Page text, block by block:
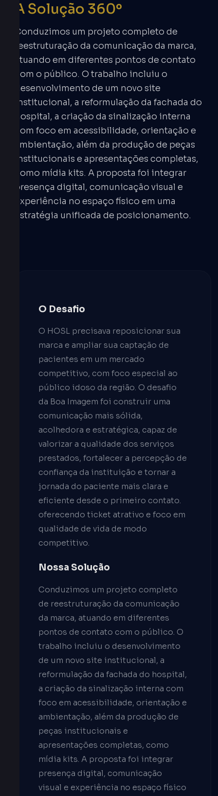
A Solução 360º
Conduzimos um projeto completo de
reestruturação da comunicação da marca,
atuando em diferentes pontos de contato
com o público. O trabalho incluiu o
desenvolvimento de um novo site
institucional, a reformulação da fachada do
hospital, a criação da sinalização interna
com foco em acessibilidade, orientação e
ambientação, além da produção de peças
institucionais e apresentações completas,
como mídia kits. A proposta foi integrar
presença digital, comunicação visual e
experiência no espaço físico em uma
estratégia unificada de posicionamento.
O Desafio
O HOSL precisava reposicionar sua
marca e ampliar sua captação de
pacientes em um mercado
competitivo, com foco especial ao
público idoso da região. O desafio
da Boa Imagem foi construir uma
comunicação mais sólida,
acolhedora e estratégica, capaz de
valorizar a qualidade dos serviços
prestados, fortalecer a percepção de
confiança da instituição e tornar a
jornada do paciente mais clara e
eficiente desde o primeiro contato.
oferecendo ticket atrativo e foco em
qualidade de vida de modo
competitivo.
Nossa Solução
Conduzimos um projeto completo
de reestruturação da comunicação
da marca, atuando em diferentes
pontos de contato com o público. O
trabalho incluiu o desenvolvimento
de um novo site institucional, a
reformulação da fachada do hospital,
a criação da sinalização interna com
foco em acessibilidade, orientação e
ambientação, além da produção de
peças institucionais e
apresentações completas, como
mídia kits. A proposta foi integrar
presença digital, comunicação
visual e experiência no espaço físico